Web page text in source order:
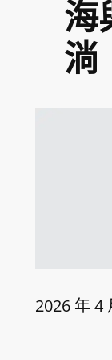
海
淌
2026 年 4